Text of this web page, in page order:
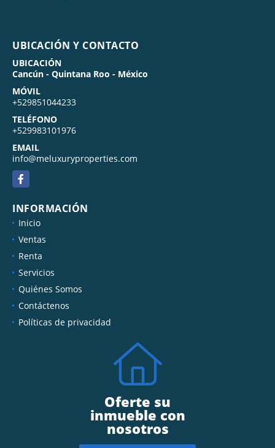
UBICACIÓN Y CONTACTO
UBICACIÓN
Cancún - Quintana Roo - México
MÓVIL
+529851044233
TELÉFONO
+529983101976
EMAIL
info@meluxuryproperties.com
Facebook
INFORMACIÓN
Inicio
Ventas
Renta
Servicios
Quiénes Somos
Contáctenos
Políticas de privacidad
Oferte su
inmueble con
nosotros